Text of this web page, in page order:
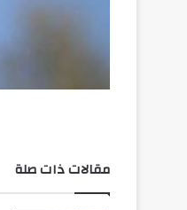
مقالات ذات صلة